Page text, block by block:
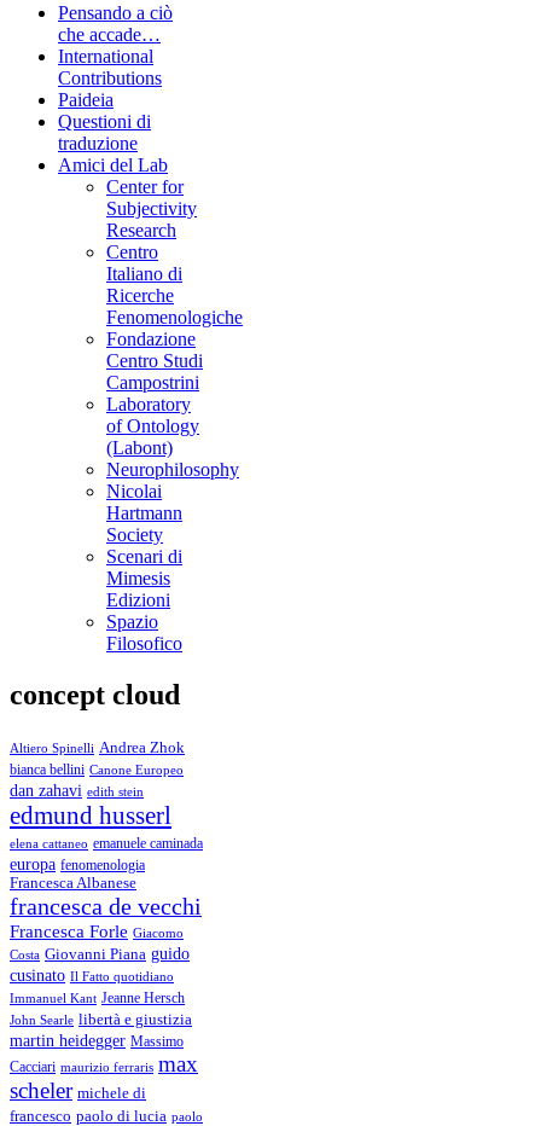
Pensando a ciò
che accade…
International
Contributions
Paideia
Questioni di
traduzione
Amici del Lab
Center for
Subjectivity
Research
Centro
Italiano di
Ricerche
Fenomenologiche
Fondazione
Centro Studi
Campostrini
Laboratory
of Ontology
(Labont)
Neurophilosophy
Nicolai
Hartmann
Society
Scenari di
Mimesis
Edizioni
Spazio
Filosofico
concept cloud
Altiero Spinelli Andrea Zhok
bianca bellini Canone Europeo
dan zahavi edith stein
edmund husserl
elena cattaneo emanuele caminada
europa fenomenologia
Francesca Albanese
francesca de vecchi
Francesca Forle Giacomo
Costa Giovanni Piana guido
cusinato Il Fatto quotidiano
Immanuel Kant Jeanne Hersch
John Searle libertà e giustizia
martin heidegger Massimo
Cacciari maurizio ferraris max
scheler michele di
francesco paolo di lucia paolo